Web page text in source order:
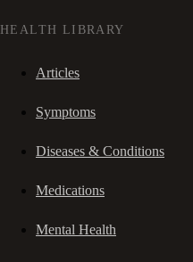
HEALTH LIBRARY
Articles
Symptoms
Diseases & Conditions
Medications
Mental Health